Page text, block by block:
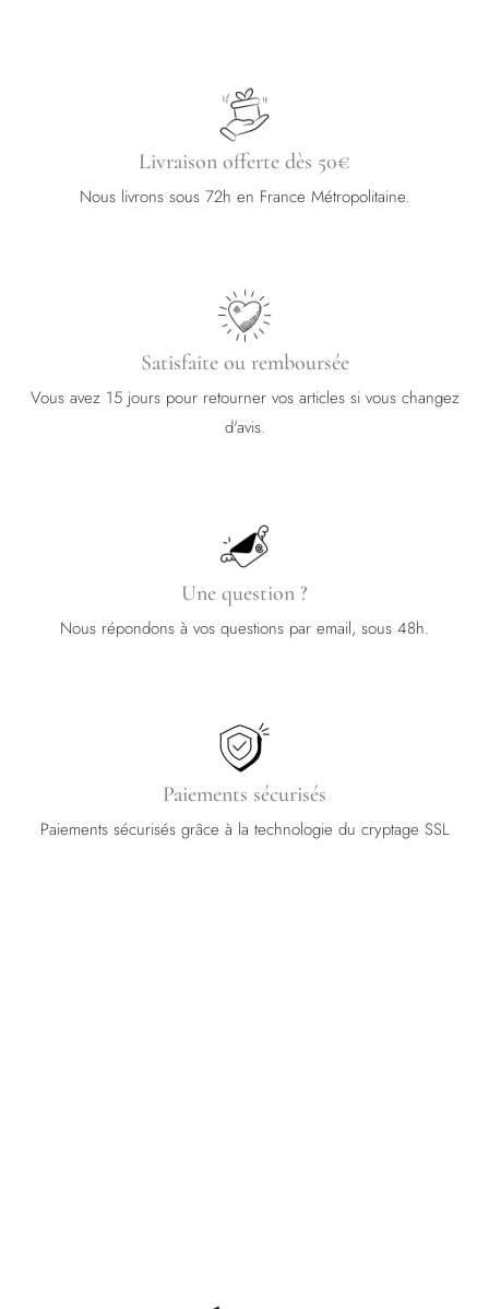
Livraison offerte dès 50€
Nous livrons sous 72h en France Métropolitaine.
Satisfaite ou remboursée
Vous avez 15 jours pour retourner vos articles si vous changez
d'avis.
Une question ?
Nous répondons à vos questions par email, sous 48h.
Paiements sécurisés
Paiements sécurisés grâce à la technologie du cryptage SSL